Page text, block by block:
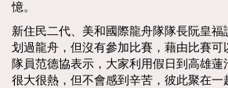
憶。
新住民二代、美和國際龍舟隊隊長阮皇福
划過龍舟，但沒有參加比賽，藉由比賽可
隊員范德協表示，大家利用假日到高雄
很大很熱，但不會感到辛苦，彼此聚在一